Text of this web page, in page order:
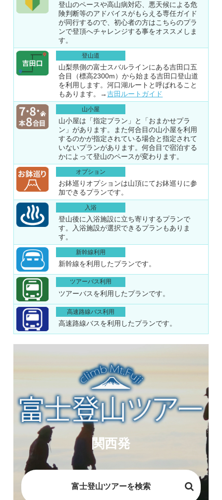
登山のペースや高山病対応、悪天候による危
険判断等のアドバイスがもらえる専任ガイド
が同行するので、初心者の方はこちらのプラ
ンで登頂へチャレンジする事をオススメしま
す。
登山道
山梨県側の富士スバルラインにある吉田口五
合目（標高2300m）から始まる吉田口登山道
を利用します。河口湖ルートと呼ばれること
もあります。→吉田ルートガイド
山小屋
山小屋は「指定プラン」と「おまかせプラ
ン」があります。また何合目の山小屋を利用
するのかが指定されている場合と指定されて
いないプランがあります。何合目で宿泊する
かによって登山のペースが変わります。
オプション
お鉢巡りオプションは山頂にてお鉢巡りに参
加できるプランです。
入浴
登山後に入浴施設に立ち寄りするプランで
す。入浴施設が選択できるプランもありま
す。
新幹線利用
新幹線を利用したプランです。
ツアーバス利用
ツアーバスを利用したプランです。
高速路線バス利用
高速路線バスを利用したプランです。
関西発
富士登山ツアーを検索